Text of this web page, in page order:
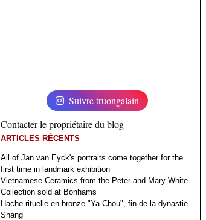
Suivre truongalain
Contacter le propriétaire du blog
ARTICLES RÉCENTS
All of Jan van Eyck's portraits come together for the
first time in landmark exhibition
Vietnamese Ceramics from the Peter and Mary White
Collection sold at Bonhams
Hache rituelle en bronze "Ya Chou", fin de la dynastie
Shang